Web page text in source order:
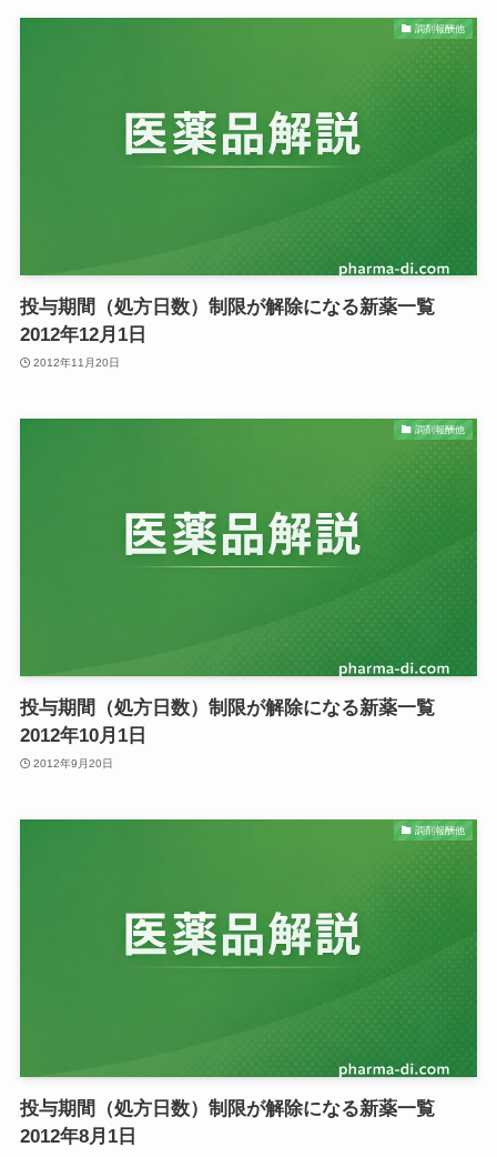
調剤報酬他
投与期間（処方日数）制限が解除になる新薬一覧
2012年12月1日
2012年11月20日
調剤報酬他
投与期間（処方日数）制限が解除になる新薬一覧
2012年10月1日
2012年9月20日
調剤報酬他
投与期間（処方日数）制限が解除になる新薬一覧
2012年8月1日